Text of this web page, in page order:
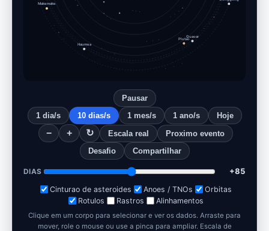
Plutao
Haumea
Makemake
Quaoar
Pausar
1 dia/s
10 dias/s 1 mes/s 1 ano/s Hoje
− + ↻ Escala real
Proximo evento
Desafio
Compartilhar
DIAS
+96
Cinturao de asteroides
Anoes / TNOs
Orbitas
Rotulos
Rastros Alinhamentos
Clique em um corpo para selecionar e ver os dados. Arraste para
mover, role o mouse ou use a pinca para ampliar. Escala de